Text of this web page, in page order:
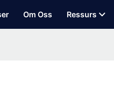
Om Oss Ressurs